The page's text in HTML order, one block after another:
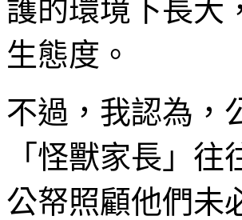
護的環境下長大
生態度。
不過，我認為，
「怪獸家長」
公帑照顧他們未